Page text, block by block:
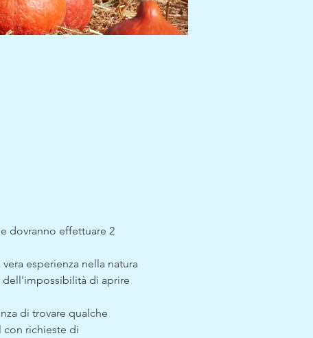
dovranno effettuare 2
esperienza nella natura
dell'impossibilità di aprire
di trovare qualche
con richieste di